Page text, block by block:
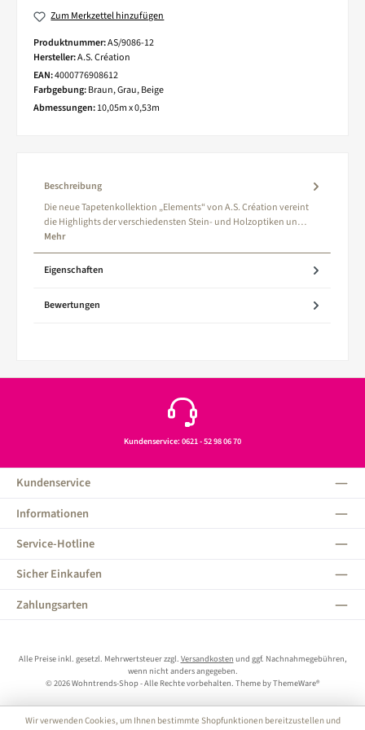
Zum Merkzettel hinzufügen
Produktnummer:AS/9086-12
Hersteller:A.S. Création
EAN:4000776908612
Farbgebung:Braun, Grau, Beige
Abmessungen:10,05m x 0,53m
Beschreibung
Die neue Tapetenkollektion „Elements“ von A.S. Création vereint
die Highlights der verschiedensten Stein- und Holzoptiken un…
Mehr
Eigenschaften
Bewertungen
Kundenservice: 0621 - 52 98 06 70
Kundenservice
Informationen
Service-Hotline
Sicher Einkaufen
Zahlungsarten
Alle Preise inkl. gesetzl. Mehrwertsteuer zzgl. Versandkosten und ggf. Nachnahmegebühren,
wenn nicht anders angegeben.
© 2026 Wohntrends-Shop - Alle Rechte vorbehalten. Theme byThemeWare®
Wir verwenden Cookies, um Ihnen bestimmte Shopfunktionen bereitzustellen und